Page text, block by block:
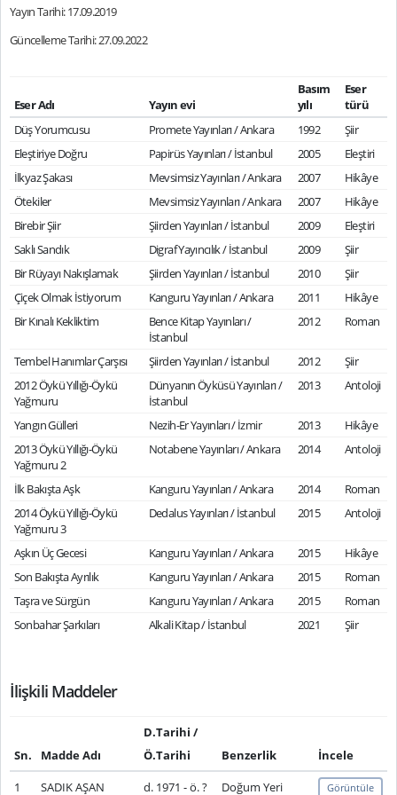
Yayın Tarihi: 17.09.2019
Güncelleme Tarihi: 27.09.2022
Eser Adı Yayın evi
Basım
yılı
Eser
türü
Düş Yorumcusu
Promete Yayınları / Ankara 1992
Şiir
Eleştiriye Doğru
Papirüs Yayınları / İstanbul 2005
Eleştiri
İlkyaz Şakası
Mevsimsiz Yayınları / Ankara 2007
Hikâye
Ötekiler
Mevsimsiz Yayınları / Ankara 2007
Hikâye
Birebir Şiir
Şiirden Yayınları / İstanbul 2009
Eleştiri
Saklı Sandık
Digraf Yayıncılık / İstanbul 2009
Şiir
Bir Rüyayı Nakışlamak
Şiirden Yayınları / İstanbul 2010
Şiir
Çiçek Olmak İstiyorum
Kanguru Yayınları / Ankara 2011
Hikâye
Bir Kınalı Kekliktim
Bence Kitap Yayınları /
İstanbul
2012 Roman
Tembel Hanımlar Çarşısı Şiirden Yayınları / İstanbul 2012
Şiir
2012 Öykü Yıllığı-Öykü
Yağmuru
Dünyanın Öyküsü Yayınları /
İstanbul
2013 Antoloji
Yangın Gülleri Nezih-Er Yayınları / İzmir 2013
Hikâye
2013 Öykü Yıllığı-Öykü
Yağmuru 2
Notabene Yayınları / Ankara 2014 Antoloji
İlk Bakışta Aşk Kanguru Yayınları / Ankara 2014
Roman
2014 Öykü Yıllığı-Öykü
Yağmuru 3
Dedalus Yayınları / İstanbul 2015 Antoloji
Aşkın Üç Gecesi Kanguru Yayınları / Ankara 2015
Hikâye
Son Bakışta Ayrılık
Kanguru Yayınları / Ankara 2015
Roman
Taşra ve Sürgün
Kanguru Yayınları / Ankara 2015
Roman
Sonbahar Şarkıları
Alkali Kitap / İstanbul 2021 Şiir
İlişkili Maddeler
Sn. Madde Adı
D.Tarihi /
Ö.Tarihi
Benzerlik
İncele
1
SADIK AŞAN d. 1971 - ö. ? Doğum Yeri Görüntüle